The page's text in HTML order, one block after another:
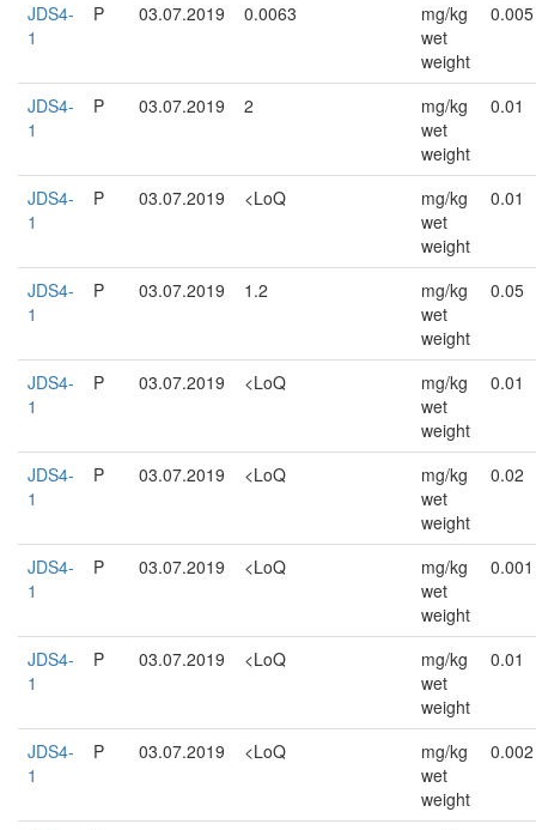
JDS4-
1
P 03.07.2019 0.0063
mg/kg
wet
weight
0.005
JDS4-
1
P 03.07.2019 2
mg/kg
wet
weight
0.01
JDS4-
1
P 03.07.2019 <LoQ
mg/kg
wet
weight
0.01
JDS4-
1
P 03.07.2019 1.2
mg/kg
wet
weight
0.05
JDS4-
1
P 03.07.2019 <LoQ
mg/kg
wet
weight
0.01
JDS4-
1
P 03.07.2019 <LoQ
mg/kg
wet
weight
0.02
JDS4-
1
P 03.07.2019 <LoQ
mg/kg
wet
weight
0.001
JDS4-
1
P 03.07.2019 <LoQ
mg/kg
wet
weight
0.01
JDS4-
1
P 03.07.2019 <LoQ
mg/kg
wet
weight
0.002